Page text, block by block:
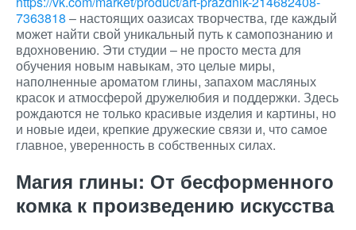
7363818 – настоящих оазисах творчества, где каждый
может найти свой уникальный путь к самопознанию и
вдохновению. Эти студии – не просто места для
обучения новым навыкам, это целые миры,
наполненные ароматом глины, запахом масляных
красок и атмосферой дружелюбия и поддержки. Здесь
рождаются не только красивые изделия и картины, но
и новые идеи, крепкие дружеские связи и, что самое
главное, уверенность в собственных силах.
Магия глины: От бесформенного
комка к произведению искусства